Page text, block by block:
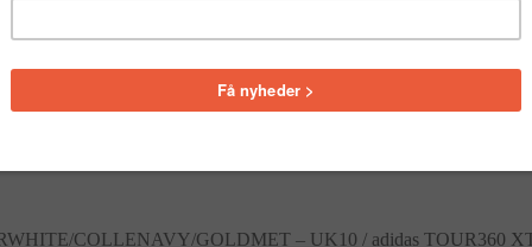
COLLENAVY/GOLDMET – UK10 / adidas TOUR360